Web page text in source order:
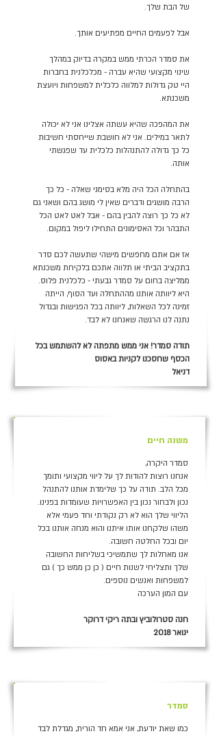
של הבת שלך.
אבל לפעמים החיים מפתיעים אותך.
את סמדר הכרתי ממש במקרה בדיוק במהלך
שינוי מקצועי שהיא עברה - מכלכלנית בחברות
היי טק גדולות למלווה כלכלית למשפחות ויועצת
משכנתא.
את המהפכה שהיא עשתה אצלינו אני לא יכולה
לתאר במילים. אני לא חושבת שייחסתי חשיבות
כל כך גדולה להתנהלות כלכלית עד שפגשתי
אותה.
בהתחלה הכל היה מלא בסימני שאלה - כל כך
הרבה מושגים ודברים שאין לי מושג בהם ושאני גם
לא כל כך רוצה להבין בהם - אבל לאט לאט הכל
התבהר וכל האסימונים התחילו ליפול במקום.
אז אם אתם מחפשים מישהי שתעשה לכם סדר
בתקציב הביתי או תלווה אתכם בלקיחת משכנתא
ממליצה בחום על סמדר גבעתי - כלכלנית פלוס.
היא ליוותה אותנו מההתחלה ועד הסוף, הייתה
זמינה לכל השאלות, ליוותה בכל הפגישות ובגדול
נתנה לנו הרגשה שאנחנו לא לבד.
תודה סמדר! אני ממש מתפתה לא להשתמש בכל
הכסף שחסכנו לקניות באסוס
דניאל
משנה חיים
סמדר היקרה,
אנחנו רוצות להודות לך על ליווי מקצועי ותומך
מכל הלב. תודה על כך שלימדת אותנו להתנהל
נכון ולבחור נכון בין האפשרויות שעומדות בפנינו.
הליווי שלך הוא לא רק נקודתי וחד פעמי אלא
משהו שלקחנו אותו איתנו והוא מנחה אותנו בכל
יום ובכל החלטה חשובה.
אנו מאחלות לך שתמשיכי בשליחות החשובה
שלך ותצליחי לשנות חיים ( כן כן ממש כך ) גם
למשפחות ואנשים נוספים.
עם המון הערכה
חנה סטרולוביץ ובתה ריקי דרוקר
ינואר 2018
סמדר
כמו שאת יודעת, אני אמא חד הורית, מגדלת לבד